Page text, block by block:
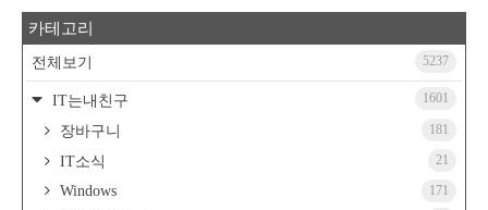
카테고리
전체보기 5237
IT는내친구 1601
장바구니 181
IT소식 21
Windows 171